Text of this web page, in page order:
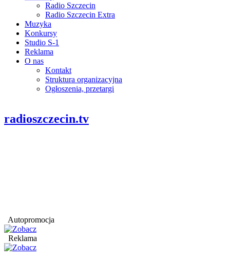
Radio Szczecin
Radio Szczecin Extra
Muzyka
Konkursy
Studio S-1
Reklama
O nas
Kontakt
Struktura organizacyjna
Ogłoszenia, przetargi
radioszczecin.tv
Autopromocja
Reklama